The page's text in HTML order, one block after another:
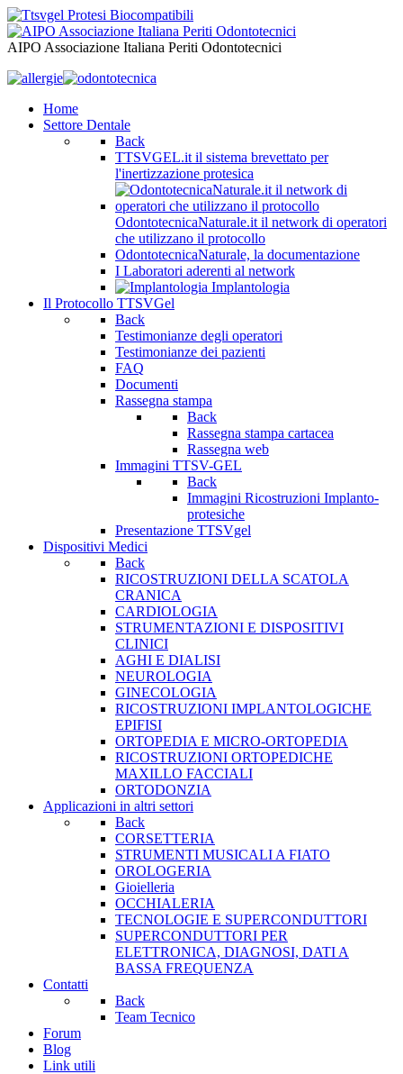
AIPO Associazione Italiana Periti Odontotecnici
Home
Settore Dentale
Back
TTSVGEL.it il sistema brevettato per
l'inertizzazione protesica
OdontotecnicaNaturale.it il network di operatori
che utilizzano il protocollo
OdontotecnicaNaturale, la documentazione
I Laboratori aderenti al network
Implantologia
Il Protocollo TTSVGel
Back
Testimonianze degli operatori
Testimonianze dei pazienti
FAQ
Documenti
Rassegna stampa
Back
Rassegna stampa cartacea
Rassegna web
Immagini TTSV-GEL
Back
Immagini Ricostruzioni Implanto-
protesiche
Presentazione TTSVgel
Dispositivi Medici
Back
RICOSTRUZIONI DELLA SCATOLA
CRANICA
CARDIOLOGIA
STRUMENTAZIONI E DISPOSITIVI
CLINICI
AGHI E DIALISI
NEUROLOGIA
GINECOLOGIA
RICOSTRUZIONI IMPLANTOLOGICHE
EPIFISI
ORTOPEDIA E MICRO-ORTOPEDIA
RICOSTRUZIONI ORTOPEDICHE
MAXILLO FACCIALI
ORTODONZIA
Applicazioni in altri settori
Back
CORSETTERIA
STRUMENTI MUSICALI A FIATO
OROLOGERIA
Gioielleria
OCCHIALERIA
TECNOLOGIE E SUPERCONDUTTORI
SUPERCONDUTTORI PER
ELETTRONICA, DIAGNOSI, DATI A
BASSA FREQUENZA
Contatti
Back
Team Tecnico
Forum
Blog
Link utili